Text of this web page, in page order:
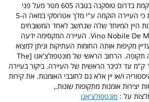
עיירה מוקפת כרמים הממוקמת בדרום טוסקנה בגובה 605 מטר מעל פני
הים. ישנה אגדה המספרת כי העיירה הוקמה ע"י מלך אטרוסקי במאה ה-5
היין המיוחד שלה שנחשב לאחד המשובחים
באיטליה-Vino Nobile De Montepulciano. העיירה המקסימה ידעה
מקיפות אותה החומות העתיקות וניתן למצוא
בה מבנים מרהיבים מאותה תקופה. הרחוב הראשי של מונטפולצ'אנו [The
Corso]מטפס לאורך 11.5 ק"מ עד לכיכר הראשית של העיירה. ביקור בעיירה
ו/או יין אלא גם לחובבי האומנות. את קירות
יצירות אומנות מתקופות שונות.,
על : מונטפולצ'אנו